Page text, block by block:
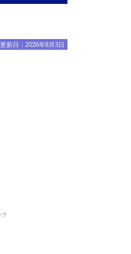
新日： 2026年8月3日
ク